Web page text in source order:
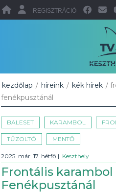
REGISZTRÁCIÓ
kezdőlap / híreink / kék hírek /
fenékpusztánál
BALESET KARAMBOL
TŰZOLTÓ MENTŐ
2025. már. 17. hétfő | Keszthely
Frontális
Fenékpusztánál